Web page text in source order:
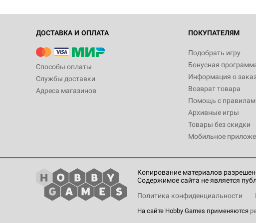
ДОСТАВКА И ОПЛАТА
Способы оплаты
Службы доставки
Адреса магазинов
ПОКУПАТЕЛЯМ
Подобрать игру
Бонусная
Информация о
Возврат товара
Помощь с
Архивные игры
Товары без скидки
Мобильное
Копирование материалов
Содержимое сайта не является
Политика конфиденциальности
На сайте Hobby Games применяются